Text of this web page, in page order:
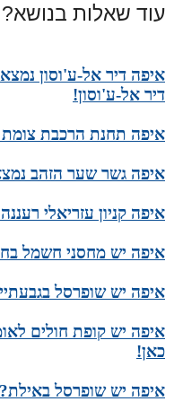
עוד שאלות בנושא?
איפה דיר אל-ע'וסון
דיר אל-ע'וסון!
איפה תחנת הרכבת
איפה גשר שער הזהב
איפה קניון עזריאלי
איפה יש מחסני חשמל
איפה יש שופרסל
איפה יש קופת חולים
כאן!
איפה יש שופרסל